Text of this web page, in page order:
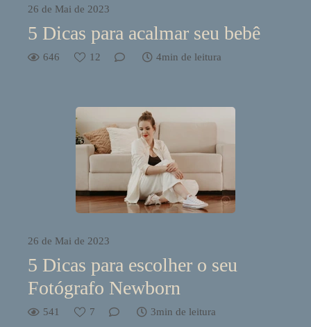
26 de Mai de 2023
5 Dicas para acalmar seu bebê
646 12 4min de leitura
26 de Mai de 2023
5 Dicas para escolher o seu
Fotógrafo Newborn
541 7 3min de leitura